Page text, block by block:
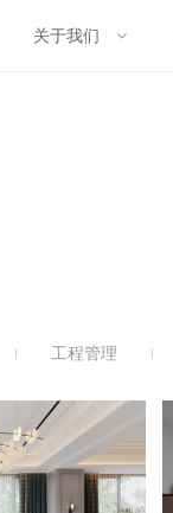
关于我们
工程管理